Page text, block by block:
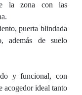
la zona con las
puerta blindada
además de suelo
y funcional, con
acogedor ideal tanto